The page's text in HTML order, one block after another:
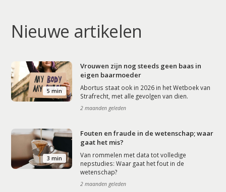
Nieuwe artikelen
5 min
Vrouwen zijn nog steeds geen baas in
eigen baarmoeder
Abortus staat ook in 2026 in het Wetboek van
Strafrecht, met alle gevolgen van dien.
2 maanden geleden
3 min
Fouten en fraude in de wetenschap; waar
gaat het mis?
Van rommelen met data tot volledige
nepstudies: Waar gaat het fout in de
wetenschap?
2 maanden geleden